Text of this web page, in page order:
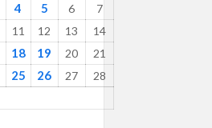
4 5 6 7
11 12 13 14
18 19 20
21
25 26 27 28